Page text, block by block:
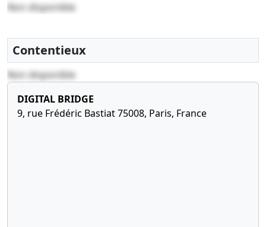
Non disponible
Contentieux
Non disponible
DIGITAL BRIDGE
9, rue Frédéric Bastiat 75008, Paris, France